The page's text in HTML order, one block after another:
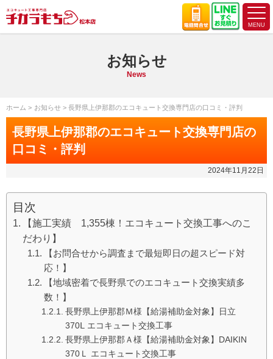
お知らせ
News
ホーム お知らせ 長野県上伊那郡のエコキュート交換専門店の口コミ・評判
長野県上伊那郡のエコキュート交換専門店の
口コミ・評判
2024年11月22日
目次
【施工実績 1,355棟！エコキュート交換工事へのこ
だわり】
【お問合せから調査まで最短即日の超スピード対
応！】
【地域密着で長野県でのエコキュート交換実績多
数！】
長野県上伊那郡Ｍ様【給湯補助金対象】日立
370Ⅼ エコキュート交換工事
長野県上伊那郡Ａ様【給湯補助金対象】DAIKIN
370Ｌ エコキュート交換工事